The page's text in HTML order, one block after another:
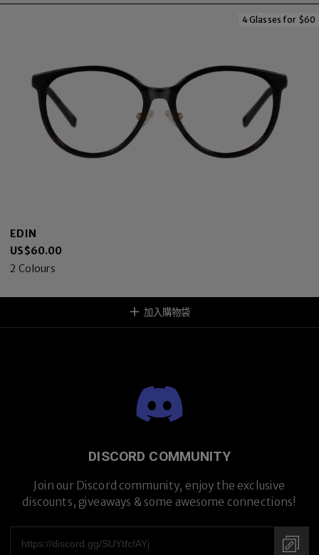
4 Glasses for $60
EDIN
US$60.00
2 Colours
加入購物袋
DISCORD COMMUNITY
Join our Discord community, enjoy the exclusive
discounts, giveaways & some awesome connections!